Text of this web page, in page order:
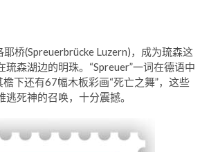
桥(Spreuerbrücke Luzern)，成为琉森这
森湖边的明珠。“Spreuer”一词在德语中
下还有67幅木板彩画“死亡之舞”，这些
死神的召唤，十分震撼。